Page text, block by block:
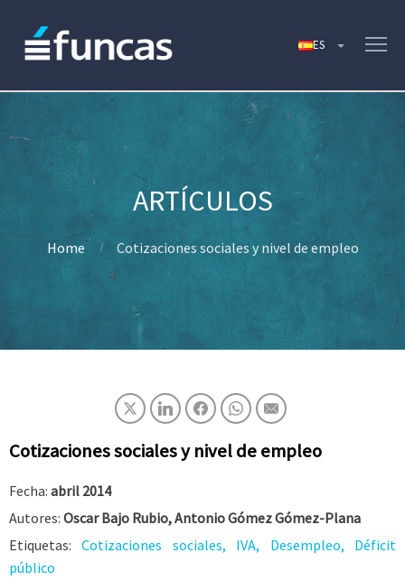
Home Cotizaciones sociales y nivel de empleo
Cotizaciones sociales y nivel de empleo
Fecha: abril 2014
Autores: Oscar Bajo Rubio, Antonio Gómez Gómez-Plana
Etiquetas:Cotizaciones sociales, IVA, Desempleo, Déficit
público